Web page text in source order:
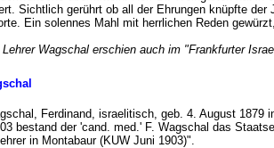
Sichtlich gerührt ob all der Ehrungen knüpfte
Ein solennes Mahl mit herrlichen Reden
Wagschal erschien auch im "Frankfurter
Ferdinand, israelitisch, geb. 4. August 1879
bestand der 'cand. med.' F. Wagschal das
in Montabaur (KUW Juni 1903)".